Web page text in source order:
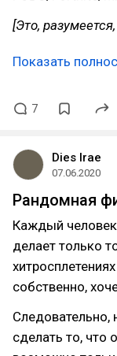
[Это,
Показать
7
Dies Irae
07.06.2020
Рандомная
Каждый
делает только
собственно,
Следовательно,
сделать то, что